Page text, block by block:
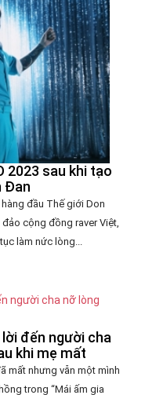
2023 sau khi tạo
Đan
đầu Thế giới Don
cộng đồng raver Việt,
làm nức lòng...
lời đến người cha
khi mẹ mất
mất nhưng vẫn một mình
trong “Mái ấm gia